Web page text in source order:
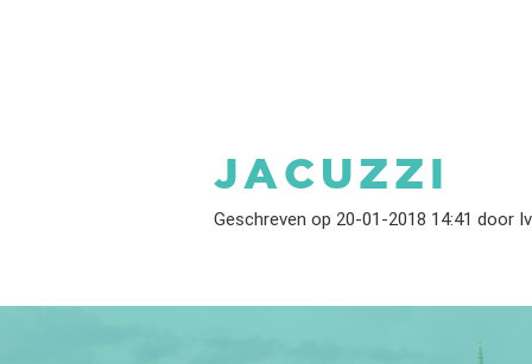
JACUZZI
Geschreven op 20-01-2018 14:41 door